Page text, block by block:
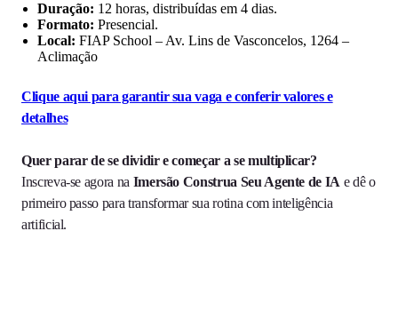
Duração: 12 horas, distribuídas em 4 dias.
Formato: Presencial.
Local: FIAP School – Av. Lins de Vasconcelos, 1264 –
Aclimação
Clique aqui para garantir sua vaga e conferir valores e
detalhes
Quer parar de se dividir e começar a se multiplicar?
Inscreva-se agora na Imersão Construa Seu Agente de IA e dê o
primeiro passo para transformar sua rotina com inteligência
artificial.